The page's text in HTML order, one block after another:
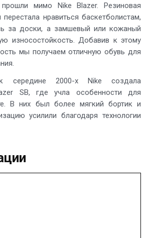
мимо Nike Blazer. Резиновая
нравиться баскетболистам,
за доски, а замшевый или кожаный
износостойкость. Добавив к этому
мы получаем отличную обувь для
середине 2000-х Nike создала
SB, где учла особенности для
В них был более мягкий бортик и
усилили благодаря технологии